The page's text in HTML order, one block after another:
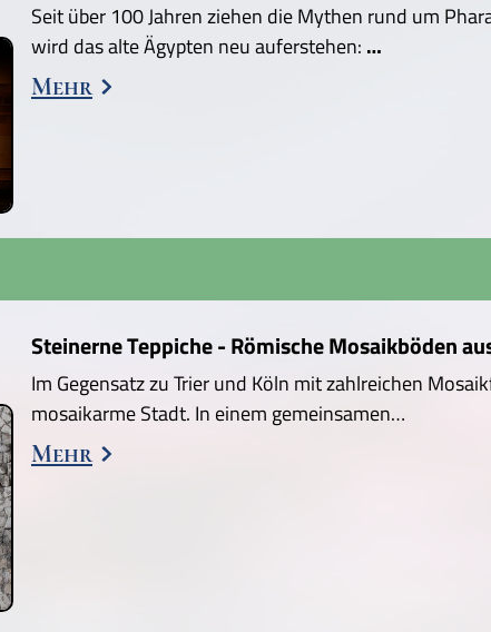
Seit über 100 Jahren ziehen die Mythen rund um
wird das alte Ägypten neu auferstehen: …
Mehr
Steinerne Teppiche - Römische Mosaikböden
Im Gegensatz zu Trier und Köln mit zahlreichen
mosaikarme Stadt. In einem gemeinsamen…
Mehr